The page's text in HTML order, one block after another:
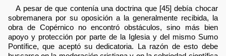
A pesar de que contenía una doctrina que [45] debía chocar
sobremanera por su oposición a la generalmente recibida, la
obra de Copérnico no encontró obstáculos, sino más bien
apoyo y protección por parte de la Iglesia y del mismo Sumo
Pontífice, que aceptó su dedicatoria. La razón de esto debe